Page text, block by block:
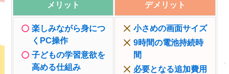
メリット デメリット
楽しみながら身につ
くPC操作
子どもの学習意欲を
高める仕組み
小さめの画面サイズ
9時間の電池持続時
間
必要となる追加費用